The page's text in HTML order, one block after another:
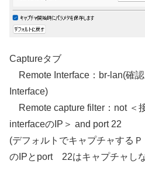
Captureタブ
Remote Interface：br-lan(確
Interface)
Remote capture filter：not ＜
interfaceのIP＞ and port 22
(デフォルトでキャプチャする
のIPとport 22はキャプチャし